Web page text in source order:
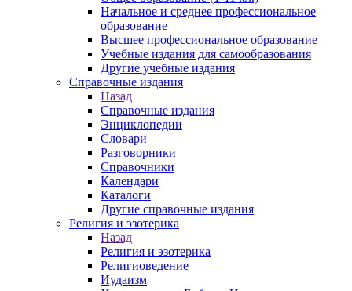
Начальное и среднее профессиональное
образование
Высшее профессиональное образование
Учебные издания для самообразования
Другие учебные издания
Справочные издания
Назад
Справочные издания
Энциклопедии
Словари
Разговорники
Справочники
Календари
Каталоги
Другие справочные издания
Религия и эзотерика
Назад
Религия и эзотерика
Религиоведение
Иудаизм